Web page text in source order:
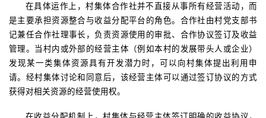
在具体运作上，村集体合作社并不直接从事所有经营活动，而
是主要承担资源整合与收益分配平台的角色。合作社由村党支部书
记兼任合作社理事长，负责资源使用的审批、合作协议签订及收益
管理。当村内或外部的经营主体（例如本村的发展带头人或企业）
发现某一类集体资源具有开发潜力时，可以向村集体提出利用申
请。经村集体讨论和同意后，该经营主体可以通过签订协议的方式
获得对相关资源的经营使用权。